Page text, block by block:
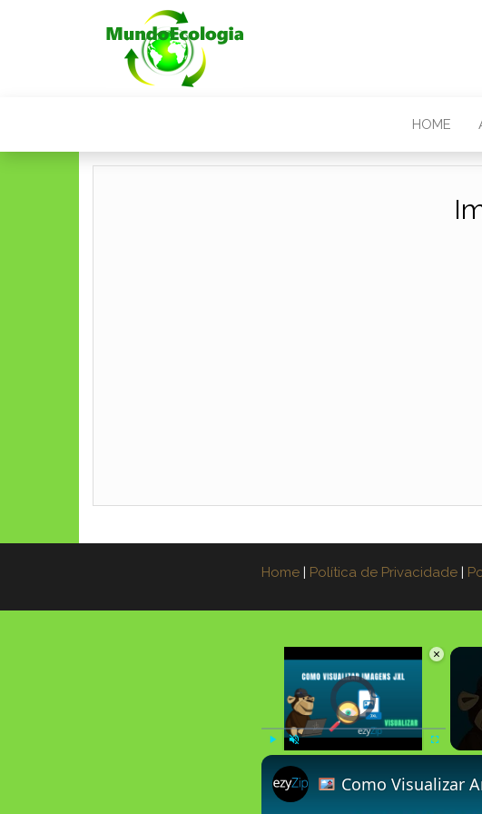
HOME
Home | Política de Privacidade |
×
Video Player is loading.
Como Visualizar